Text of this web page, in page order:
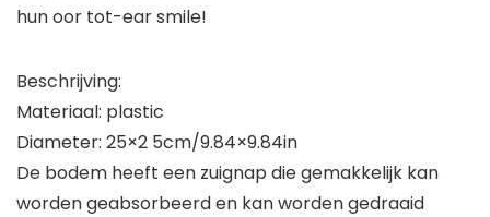
hun oor tot-ear smile!
Beschrijving:
Materiaal: plastic
Diameter: 25×2 5cm/9.84×9.84in
De bodem heeft een zuignap die gemakkelijk kan
worden geabsorbeerd en kan worden gedraaid